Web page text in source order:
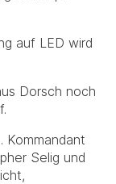
auf LED wird
Dorsch noch
Kommandant
Selig und